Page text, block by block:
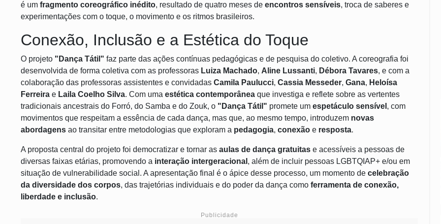
é um fragmento coreográfico inédito, resultado de quatro meses de encontros sensíveis, troca de saberes e
experimentações com o toque, o movimento e os ritmos brasileiros.
Conexão, Inclusão e a Estética do Toque
O projeto "Dança Tátil" faz parte das ações contínuas pedagógicas e de pesquisa do coletivo. A coreografia foi
desenvolvida de forma coletiva com as professoras Luiza Machado, Aline Lussanti, Débora Tavares, e com a
colaboração das professoras assistentes e convidadas Camila Paulucci, Cassia Messeder, Gana, Heloísa
Ferreira e Laila Coelho Silva. Com uma estética contemporânea que investiga e reflete sobre as vertentes
tradicionais ancestrais do Forró, do Samba e do Zouk, o "Dança Tátil" promete um espetáculo sensível , com
movimentos que respeitam a essência de cada dança, mas que, ao mesmo tempo, introduzem novas
abordagens ao transitar entre metodologias que exploram a pedagogia, conexão e resposta.
A proposta central do projeto foi democratizar e tornar as aulas de dança gratuitas e acessíveis a pessoas de
diversas faixas etárias, promovendo a interação intergeracional , além de incluir pessoas LGBTQIAP+ e/ou em
situação de vulnerabilidade social. A apresentação final é o ápice desse processo, um momento de celebração
da diversidade dos corpos, das trajetórias individuais e do poder da dança como ferramenta de conexão,
liberdade e inclusão.
Publicidade